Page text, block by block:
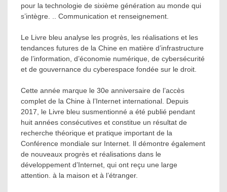
pour la technologie de sixième génération au monde qui
s’intègre. .. Communication et renseignement.
Le Livre bleu analyse les progrès, les réalisations et les
tendances futures de la Chine en matière d’infrastructure
de l’information, d’économie numérique, de cybersécurité
et de gouvernance du cyberespace fondée sur le droit.
Cette année marque le 30e anniversaire de l’accès
complet de la Chine à l’Internet international. Depuis
2017, le Livre bleu susmentionné a été publié pendant
huit années consécutives et constitue un résultat de
recherche théorique et pratique important de la
Conférence mondiale sur Internet. Il démontre également
de nouveaux progrès et réalisations dans le
développement d’Internet, qui ont reçu une large
attention. à la maison et à l’étranger.